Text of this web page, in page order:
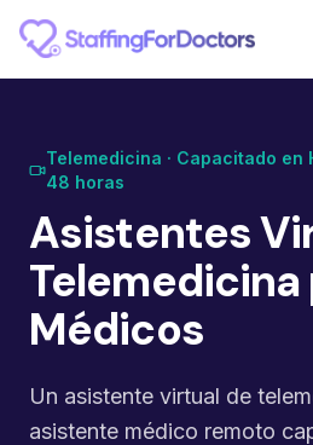
Skip to main content
Telemedicina · Capacitado en
48 horas
Asistentes
Telemedicina
Médicos
Un asistente virtual de
asistente médico remoto